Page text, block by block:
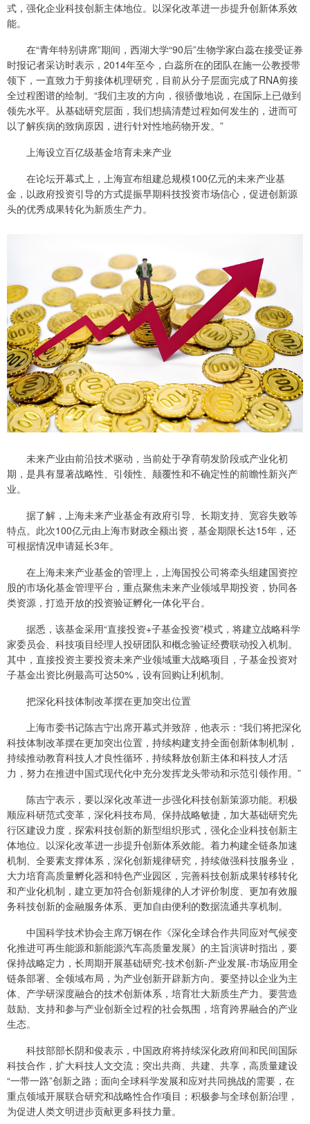
式，强化企业科技创新主体地位。以深化改革进一步提升创新体系效
能。
在“青年特别讲席”期间，西湖大学“90后”生物学家白蕊在接受证券
时报记者采访时表示，2014年至今，白蕊所在的团队在施一公教授带
领下，一直致力于剪接体机理研究，目前从分子层面完成了RNA剪接
全过程图谱的绘制。“我们主攻的方向，很骄傲地说，在国际上已做到
领先水平。从基础研究层面，我们想搞清楚过程如何发生的，进而可
以了解疾病的致病原因，进行针对性地药物开发。”
上海设立百亿级基金培育未来产业
在论坛开幕式上，上海宣布组建总规模100亿元的未来产业基
金，以政府投资引导的方式提振早期科技投资市场信心，促进创新源
头的优秀成果转化为新质生产力。
未来产业由前沿技术驱动，当前处于孕育萌发阶段或产业化初
期，是具有显著战略性、引领性、颠覆性和不确定性的前瞻性新兴产
业。
据了解，上海未来产业基金有政府引导、长期支持、宽容失败等
特点。此次100亿元由上海市财政全额出资，基金期限长达15年，还
可根据情况申请延长3年。
在上海未来产业基金的管理上，上海国投公司将牵头组建国资控
股的市场化基金管理平台，重点聚焦未来产业领域早期投资，协同各
类资源，打造开放的投资验证孵化一体化平台。
据悉，该基金采用“直接投资+子基金投资”模式，将建立战略科学
家委员会、科技项目经理人投研团队和概念验证经费联动投入机制。
其中，直接投资主要投资未来产业领域重大战略项目，子基金投资对
子基金出资比例最高可达50%，设有回购让利机制。
把深化科技体制改革摆在更加突出位置
上海市委书记陈吉宁出席开幕式并致辞，他表示：“我们将把深化
科技体制改革摆在更加突出位置，持续构建支持全面创新体制机制，
持续推动教育科技人才良性循环，持续释放创新主体和科技人才活
力，努力在推进中国式现代化中充分发挥龙头带动和示范引领作用。”
陈吉宁表示，要以深化改革进一步强化科技创新策源功能。积极
顺应科研范式变革，深化科技布局、保持战略敏捷，加大基础研究先
行区建设力度，探索科技创新的新型组织形式，强化企业科技创新主
体地位。以深化改革进一步提升创新体系效能。着力构建全链条加速
机制、全要素支撑体系，深化创新规律研究，持续做强科技服务业，
大力培育高质量孵化器和特色产业园区，完善科技创新成果转移转化
和产业化机制，建立更加符合创新规律的人才评价制度、更加有效服
务科技创新的金融服务体系、更加自由便利的数据流通共享机制。
中国科学技术协会主席万钢在作《深化全球合作共同应对气候变
化推进可再生能源和新能源汽车高质量发展》的主旨演讲时指出，要
保持战略定力，长周期开展基础研究-技术创新-产业发展-市场应用全
链条部署、全领域布局，为产业创新开辟新方向。要坚持以企业为主
体、产学研深度融合的技术创新体系，培育壮大新质生产力。要营造
鼓励、支持和参与产业创新全过程的社会氛围，培育跨界融合的产业
生态。
科技部部长阴和俊表示，中国政府将持续深化政府间和民间国际
科技合作，扩大科技人文交流；突出共商、共建、共享，高质量建设
“一带一路”创新之路；面向全球科学发展和应对共同挑战的需要，在
重点领域开展联合研究和战略性合作项目；积极参与全球创新治理，
为促进人类文明进步贡献更多科技力量。